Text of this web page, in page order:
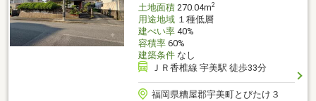
土地面積270.04m2
用途地域１種低層
建ぺい率40%
容積率60%
建築条件なし
ＪＲ香椎線 宇美駅 徒歩33分
福岡県糟屋郡宇美町とびたけ３